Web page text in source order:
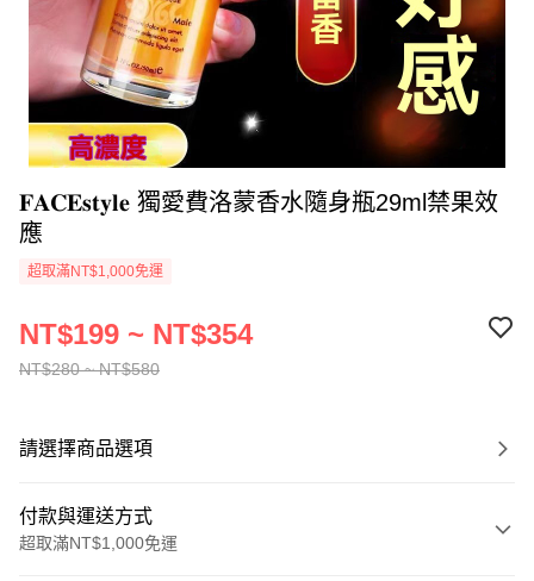
𝐅𝐀𝐂𝐄𝐬𝐭𝐲𝐥𝐞 獨愛費洛蒙香水隨身瓶29ml禁果效
應
超取滿NT$1,000免運
NT$280 ~ NT$580
NT$199 ~ NT$354
請選擇商品選項
付款與運送方式
超取滿NT$1,000免運